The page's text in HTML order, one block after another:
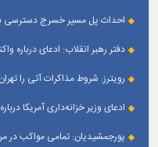
احداث پل مسیر خسرج دسترسی به اهواز را ۶۰
دفتر رهبر انقلاب: ادعای درباره
رویترز: شروط مذاکرات آتی را
ادعای وزیر خزانه‌داری آمریکا
پورجمشیدیان: تمامی مواکب در